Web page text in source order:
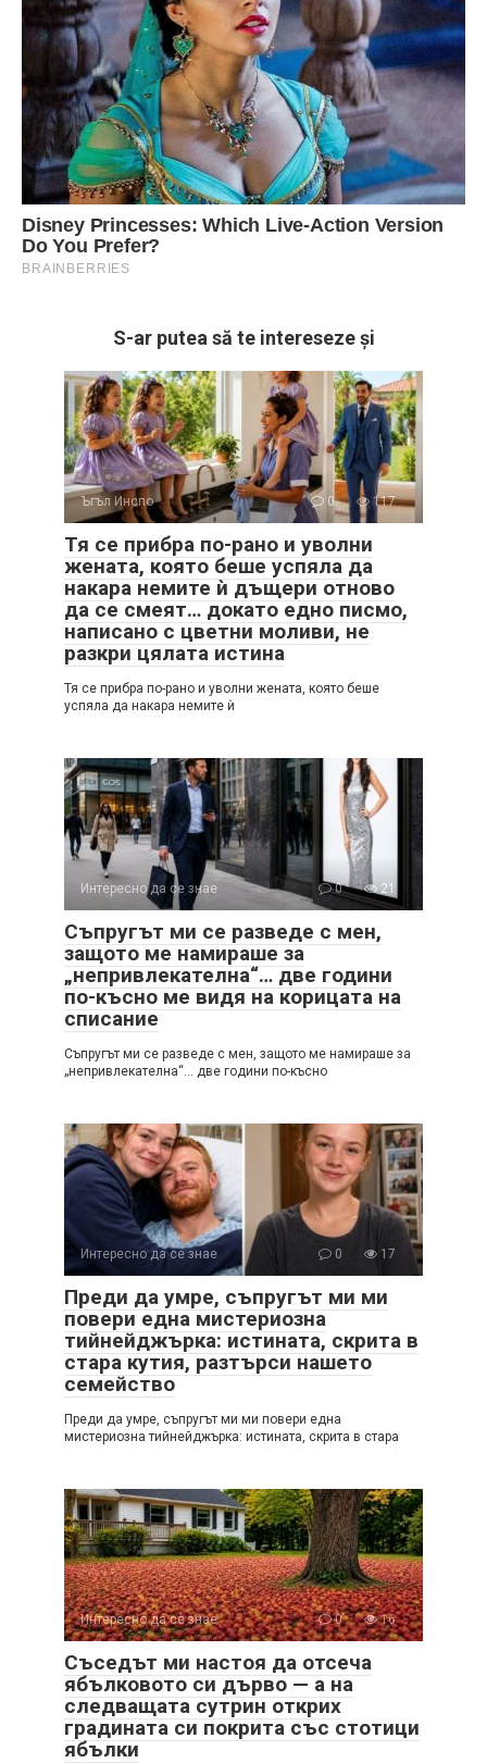
S-ar putea să te intereseze și
Ъгъл Инспо 0 117
Тя се прибра по-рано и уволни
жената, която беше успяла да
накара немите ѝ дъщери отново
да се смеят… докато едно писмо,
написано с цветни моливи, не
разкри цялата истина
Тя се прибра по-рано и уволни жената, която беше
успяла да накара немите ѝ
Интересно да се знае 0 21
Съпругът ми се разведе с мен,
защото ме намираше за
„непривлекателна“… две години
по-късно ме видя на корицата на
списание
Съпругът ми се разведе с мен, защото ме намираше за
„непривлекателна“… две години по-късно
Интересно да се знае 0 17
Преди да умре, съпругът ми ми
повери една мистериозна
тийнейджърка: истината, скрита в
стара кутия, разтърси нашето
семейство
Преди да умре, съпругът ми ми повери една
мистериозна тийнейджърка: истината, скрита в стара
Интересно да се знае 0 16
Съседът ми настоя да отсеча
ябълковото си дърво — а на
следващата сутрин открих
градината си покрита със стотици
ябълки